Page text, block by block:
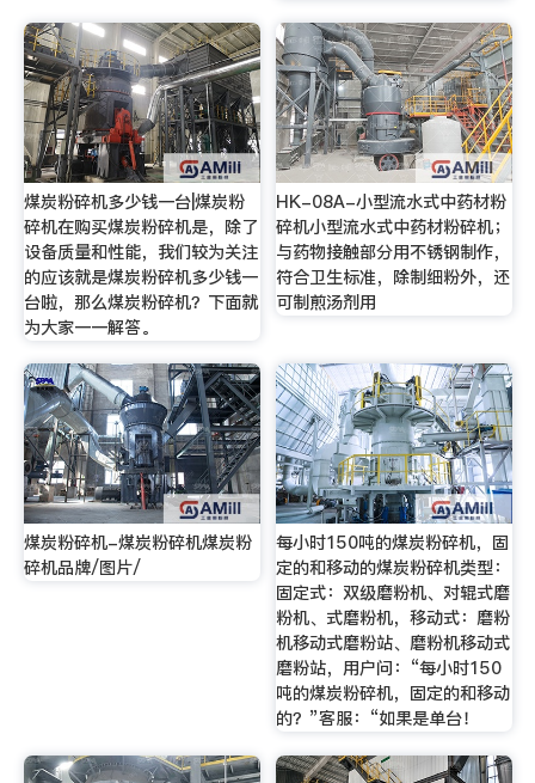
煤炭粉碎机多少钱一台|煤炭粉
碎机在购买煤炭粉碎机是，除了
设备质量和性能，我们较为关注
的应该就是煤炭粉碎机多少钱一
台啦，那么煤炭粉碎机？下面就
为大家一一解答。
HK-08A-小型流水式中药材粉
碎机小型流水式中药材粉碎机；
与药物接触部分用不锈钢制作，
符合卫生标准，除制细粉外，还
可制煎汤剂用
煤炭粉碎机-煤炭粉碎机煤炭粉
碎机品牌/图片/
每小时150吨的煤炭粉碎机，固
定的和移动的煤炭粉碎机类型：
固定式：双级磨粉机、对辊式磨
粉机、式磨粉机，移动式：磨粉
机移动式磨粉站、磨粉机移动式
磨粉站，用户问：“每小时150
吨的煤炭粉碎机，固定的和移动
的？”客服：“如果是单台！